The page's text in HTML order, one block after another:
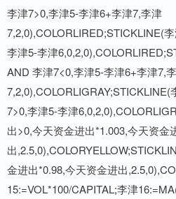
李津7>0,李津5-李津6+李津7,李津
7,2,0),COLORLIRED;STICKLINE(
李津5-李津
AND 李津7<0,李津5-李津6+李津7,
7>0,李津5-李津
出>0,今天资金进出*1.003,今天资金
出
金进出*0.98,今天资金进出
15:=VOL*100/CAPITAL;李津